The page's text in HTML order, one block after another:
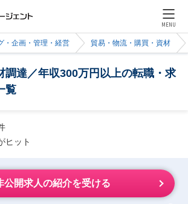
MENU
・企画・管理・経営 貿易・物流・購買・資材
調達／年収300万円以上の転職・求
覧
ヒット
公開求人の紹介を受ける